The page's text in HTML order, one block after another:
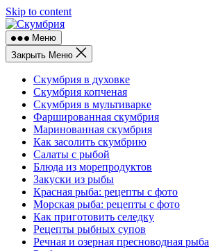
Skip to content
Меню
Закрыть Меню
Скумбрия в духовке
Скумбрия копченая
Скумбрия в мультиварке
Фаршированная скумбрия
Маринованная скумбрия
Как засолить скумбрию
Салаты с рыбой
Блюда из морепродуктов
Закуски из рыбы
Красная рыба: рецепты с фото
Морская рыба: рецепты с фото
Как приготовить селедку
Рецепты рыбных супов
Речная и озерная пресноводная рыба